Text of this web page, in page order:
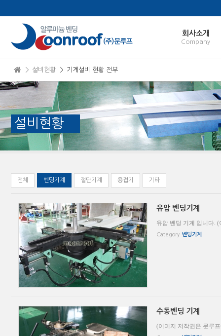
회사소개
Company
＞ 설비현황 ＞ 기계설비 현황 전부
설비현황
전체 벤딩기계 절단기계 용접기 기타
유압 벤딩기계
유압 벤딩 기계 입니다.
Category 벤딩기계
수동벤딩 기계
(이미지 저작권은 문루
Sketchbook5, 스케치북5
Sketchbook5, 스케치북5